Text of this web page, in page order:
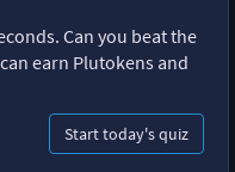
Can you beat the
earn Plutokens and
Start today's quiz